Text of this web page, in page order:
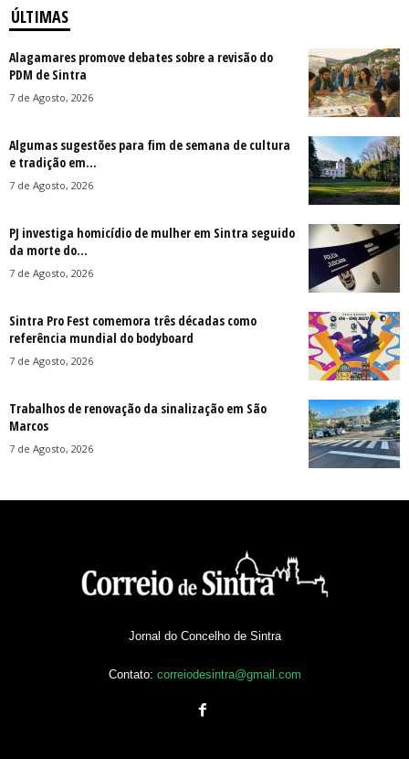
ÚLTIMAS
Alagamares promove debates sobre a revisão do
PDM de Sintra
7 de Agosto, 2026
Algumas sugestões para fim de semana de cultura
e tradição em...
7 de Agosto, 2026
PJ investiga homicídio de mulher em Sintra seguido
da morte do...
7 de Agosto, 2026
Sintra Pro Fest comemora três décadas como
referência mundial do bodyboard
7 de Agosto, 2026
Trabalhos de renovação da sinalização em São
Marcos
7 de Agosto, 2026
Jornal do Concelho de Sintra
Contato: correiodesintra@gmail.com